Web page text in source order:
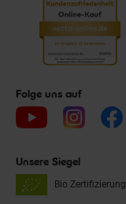
Folge uns auf
Unsere Siegel
Bio Zertifizierung